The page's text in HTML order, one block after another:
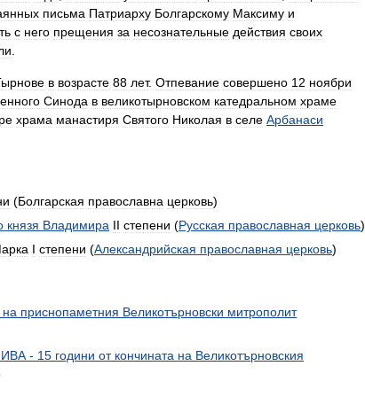
письма Патриарху Болгарскому Максиму и
с него прещения за несознательные действия своих
в возрасте 88 лет. Отпевание совершено 12 ноябри
Синода в великотырновском катедральном храме
храма манастиря Святого Николая в селе Арбанаси
(Болгарская православна церковь)
князя Владимира II степени (Русская православная церковь)
I степени (Александрийская православная церковь)
на приснопаметния Великотърновски митрополит
- 15 години от кончината на Великотърновския